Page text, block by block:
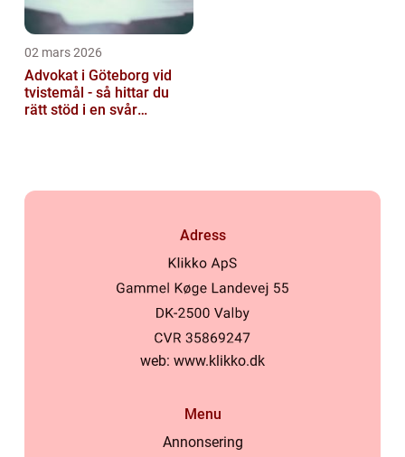
02 mars 2026
Advokat i Göteborg vid
tvistemål - så hittar du
rätt stöd i en svår
Adress
web: www.klikko.dk
Menu
Annonsering